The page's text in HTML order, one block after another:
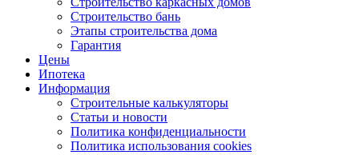
Строительство бань
Этапы строительства дома
Гарантия
Цены
Ипотека
Информация
Строительные калькуляторы
Статьи и новости
Политика конфиденциальности
Политика использования cookies